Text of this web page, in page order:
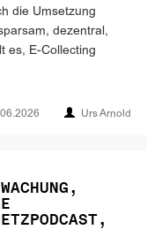
die Umsetzung
dezentral,
es, E-Collecting
Urs Arnold